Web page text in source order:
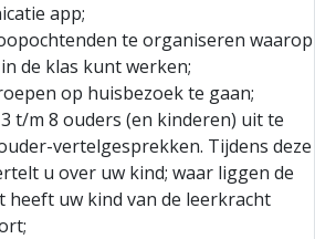
app;
te organiseren waarop
de klas kunt werken;
op huisbezoek te gaan;
t/m 8 ouders (en kinderen) uit te
vertelgesprekken. Tijdens deze
u over uw kind; waar liggen de
heeft uw kind van de leerkracht